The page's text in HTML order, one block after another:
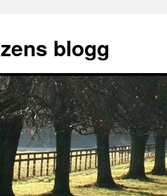
blogg